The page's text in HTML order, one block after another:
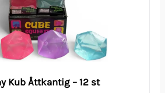
Kub Åttkantig – 12 st